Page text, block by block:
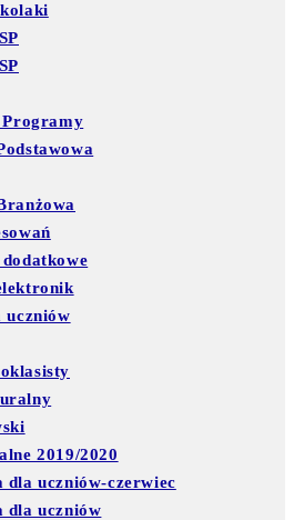
uczniów
2019/2020
dla uczniów-czerwiec
dla uczniów